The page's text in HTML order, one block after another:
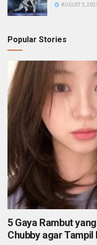
AUGUST 3,
Popular Stories
5 Gaya Rambut
Chubby agar